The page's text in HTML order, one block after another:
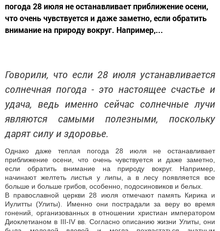
погода 28 июля не останавливает приближение осени,
что очень чувствуется и даже заметно, если обратить
внимание на природу вокруг. Например,...
Говорили, что если 28 июля устанавливается
солнечная погода - это настоящее счастье и
удача, ведь именно сейчас солнечные лучи
являются самыми полезными, поскольку
дарят силу и здоровье.
Однако даже теплая погода 28 июля не останавливает
приближение осени, что очень чувствуется и даже заметно,
если обратить внимание на природу вокруг. Например,
начинают желтеть листья у липы, а в лесу появляется все
больше и больше грибов, особенно, подосиновиков и белых.
В православной церкви 28 июля отмечают память Кирика и
Иулитты (Улиты). Именно они пострадали за веру во время
гонений, организованных в отношении христиан императором
Диоклетианом в III-IV вв. Согласно описанию жизни Улиты, они